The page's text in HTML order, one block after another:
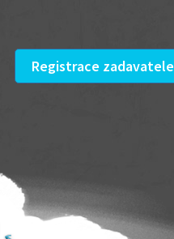
Registrace zadavatele